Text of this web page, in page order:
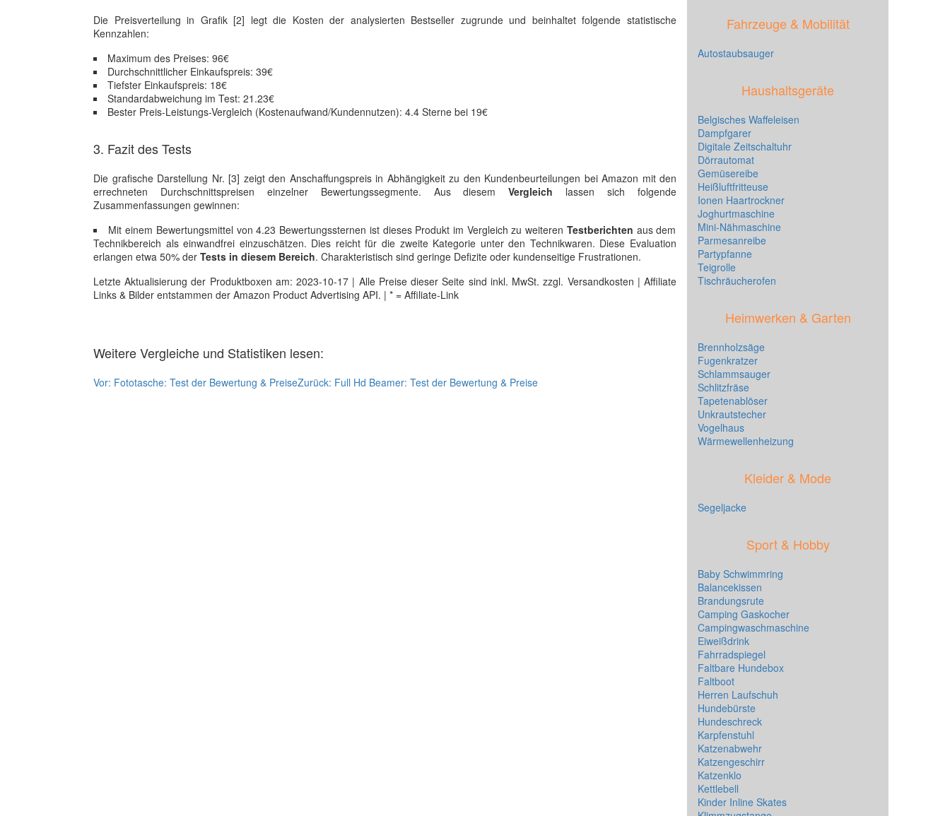
Die Preisverteilung in Grafik [2] legt die Kosten der analysierten Bestseller zugrunde und beinhaltet folgende statistische
Kennzahlen:
Maximum des Preises: 96€
Durchschnittlicher Einkaufspreis: 39€
Tiefster Einkaufspreis: 18€
Standardabweichung im Test: 21.23€
Bester Preis-Leistungs-Vergleich (Kostenaufwand/Kundennutzen): 4.4 Sterne bei 19€
3. Fazit des Tests
Die grafische Darstellung Nr. [3] zeigt den Anschaffungspreis in Abhängigkeit zu den Kundenbeurteilungen bei Amazon mit den
errechneten Durchschnittspreisen einzelner Bewertungssegmente. Aus diesemVergleich lassen sich folgende
Zusammenfassungen gewinnen:
Mit einem Bewertungsmittel von 4.23 Bewertungssternen ist dieses Produkt im Vergleich zu weiteren Testberichten aus dem
Technikbereich als einwandfrei einzuschätzen. Dies reicht für die zweite Kategorie unter den Technikwaren. Diese Evaluation
erlangen etwa 50% der Tests in diesem Bereich. Charakteristisch sind geringe Defizite oder kundenseitige Frustrationen.
Letzte Aktualisierung der Produktboxen am: 2023-10-17 | Alle Preise dieser Seite sind inkl. MwSt. zzgl. Versandkosten | Affiliate
Links & Bilder entstammen der Amazon Product Advertising API. | * = Affiliate-Link
Weitere Vergleiche und Statistiken lesen:
Vor: Fototasche: Test der Bewertung & PreiseZurück: Full Hd Beamer: Test der Bewertung & Preise
Fahrzeuge & Mobilität
Autostaubsauger
Haushaltsgeräte
Belgisches Waffeleisen
Dampfgarer
Digitale Zeitschaltuhr
Dörrautomat
Gemüsereibe
Heißluftfritteuse
Ionen Haartrockner
Joghurtmaschine
Mini-Nähmaschine
Parmesanreibe
Partypfanne
Teigrolle
Tischräucherofen
Heimwerken & Garten
Brennholzsäge
Fugenkratzer
Schlammsauger
Schlitzfräse
Tapetenablöser
Unkrautstecher
Vogelhaus
Wärmewellenheizung
Kleider & Mode
Segeljacke
Sport & Hobby
Baby Schwimmring
Balancekissen
Brandungsrute
Camping Gaskocher
Campingwaschmaschine
Eiweißdrink
Fahrradspiegel
Faltbare Hundebox
Faltboot
Herren Laufschuh
Hundebürste
Hundeschreck
Karpfenstuhl
Katzenabwehr
Katzengeschirr
Katzenklo
Kettlebell
Kinder Inline Skates